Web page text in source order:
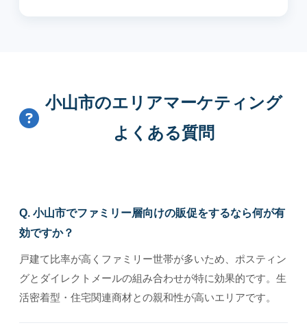
小山市のエリアマーケティング
よくある質問
Q. 小山市でファミリー層向けの販促をするなら何が有
効ですか？
戸建て比率が高くファミリー世帯が多いため、ポスティン
グとダイレクトメールの組み合わせが特に効果的です。生
活密着型・住宅関連商材との親和性が高いエリアです。